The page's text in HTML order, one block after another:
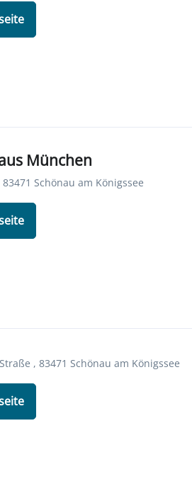
München
Schönau am Königssee
, 83471 Schönau am Königssee